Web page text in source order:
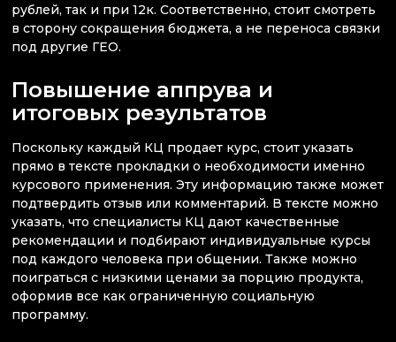
рублей, так и при 12к. Соответственно, стоит смотреть
в сторону сокращения бюджета, а не переноса связки
под другие ГЕО.
Повышение аппрува и
итоговых результатов
Поскольку каждый КЦ продает курс, стоит указать
прямо в тексте прокладки о необходимости именно
курсового применения. Эту информацию также может
подтвердить отзыв или комментарий. В тексте можно
указать, что специалисты КЦ дают качественные
рекомендации и подбирают индивидуальные курсы
под каждого человека при общении. Также можно
поиграться с низкими ценами за порцию продукта,
оформив все как ограниченную социальную
программу.